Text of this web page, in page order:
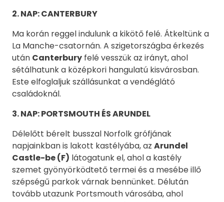
2. NAP: CANTERBURY
Ma korán reggel indulunk a kikötő felé. Átkeltünk a
La Manche-csatornán. A szigetországba érkezés
után Canterbury felé vesszük az irányt, ahol
sétálhatunk a középkori hangulatú kisvárosban.
Este elfoglaljuk szállásunkat a vendéglátó
családoknál.
3. NAP:PORTSMOUTH ÉS ARUNDEL
Délelőtt bérelt busszal Norfolk grófjának
napjainkban is lakott kastélyába, az Arundel
Castle-be (F) látogatunk el, ahol a kastély
szemet gyönyörködtető termei és a mesébe illő
szépségű parkok várnak bennünket. Délután
tovább utazunk Portsmouth városába, ahol